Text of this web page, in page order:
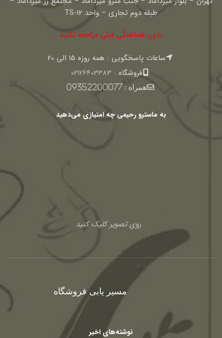
طبقه دوم تجاری – واحد TS-12
بدون هماهنگی قبلی مراجعه نکنید
ساعات پاسخگویی : همه روزه 15 الی 20
فروشگاه : 02126403383
همراه :09352200077
به ماسترو رحیمی چه امتیازی می‌دهید
روی تصویر کلیک کنید
مسیر یابی فروشگاه
نوشته‌های اخیر